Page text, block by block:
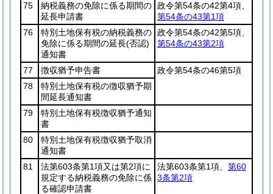
75
納税義務の免除に係る期間の
延長申請書
政令第54条の42第4項、
第54条の43第1項
76
特別土地保有税の納税義務の
免除に係る期間の延長(否認)
通知書
政令第54条の42第5項、
第54条の43第2項
77 徴収猶予申告書
政令第54条の46第5項
78
特別土地保有税の徴収猶予期
間延長通知書
79
特別土地保有税徴収猶予通知
書
80
特別土地保有税徴収猶予取消
通知書
81
法第603条第1項又は第2項に
規定する納税義務の免除に係
る確認申請書
法第603条第1項、 第60
3条第2項